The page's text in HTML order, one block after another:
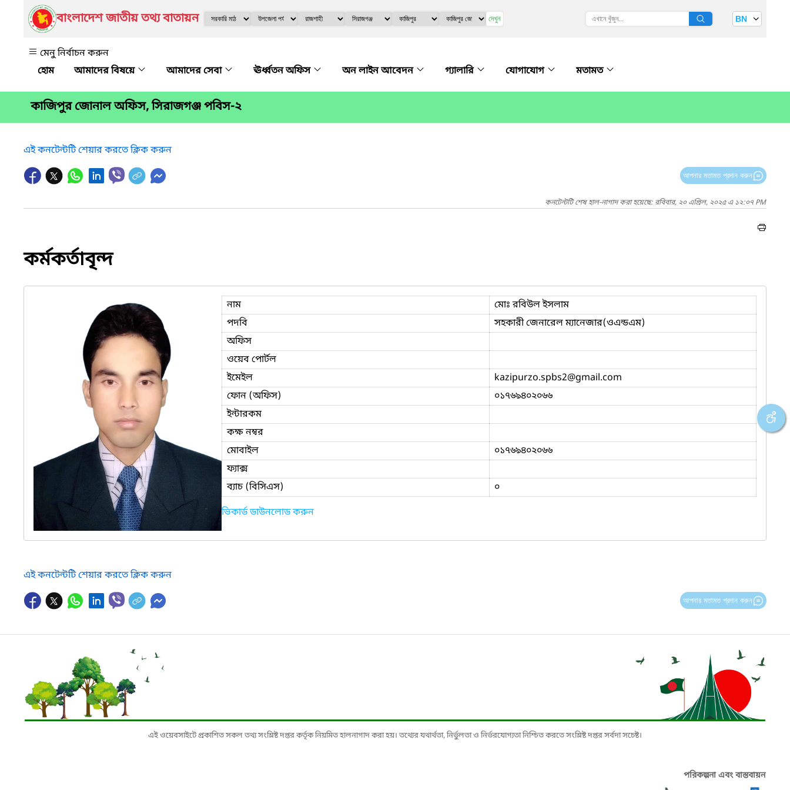
বাংলাদেশ জাতীয় তথ্য বাতায়ন দেখুন BN
মেনু নির্বাচন করুন
আমাদের বিষয়ে
আমাদের সেবা ঊর্ধ্বতন অফিস অন লাইন আবেদন গ্যালারি যোগাযোগ মতামত
কাজিপুর জোনাল অফিস, সিরাজগঞ্জ পবিস-২
এই কনটেন্টটি শেয়ার করতে ক্লিক করুন
আপনার মতামত প্রদান করুন
কনটেন্টটি শেষ হাল-নাগাদ করা হয়েছে: রবিবার, ২০ এপ্রিল, ২০২৫ এ ১২:০৭ PM
কর্মকর্তাবৃন্দ
নাম
মোঃ রবিউল ইসলাম
পদবি
সহকারী জেনারেল ম্যানেজার(ওএন্ডএম)
অফিস
ওয়েব পোর্টল
ইমেইল
kazipurzo.spbs2@gmail.com
ফোন (অফিস)
০১৭৬৯৪০২০৬৬
ইন্টারকম
কক্ষ নম্বর
মোবাইল
০১৭৬৯৪০২০৬৬
ফ্যাক্স
ব্যাচ (বিসিএস)
০
ভিকার্ড ডাউনলোড করুন
এই কনটেন্টটি শেয়ার করতে ক্লিক করুন
আপনার মতামত প্রদান করুন
এই ওয়েবসাইটে প্রকাশিত সকল তথ্য সংশ্লিষ্ট দপ্তর কর্তৃক নিয়মিত হালনাগাদ করা হয়। তথ্যের যথার্থতা, নির্ভুলতা ও নির্ভরযোগ্যতা নিশ্চিত করতে সংশ্লিষ্ট দপ্তর সর্বদা সচেষ্ট।
পরিকল্পনা এবং বাস্তবায়ন